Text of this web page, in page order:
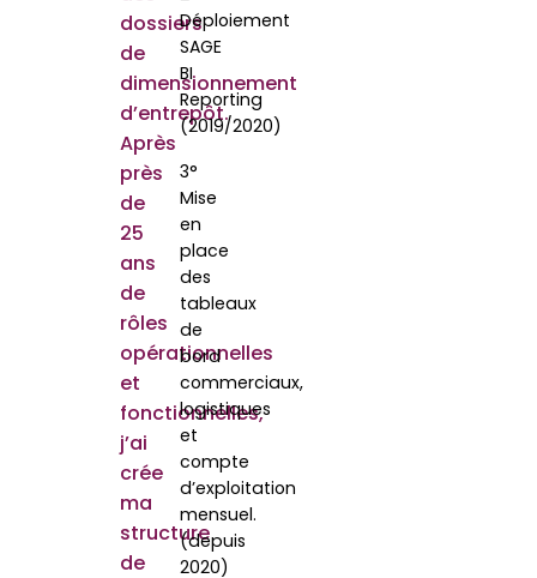
dossiers
de
dimensionnement
d’entrepôt.
Après
près
de
25
ans
de
rôles
opérationnelles
et
fonctionnelles,
j’ai
crée
ma
structure
de
Déploiement
SAGE
BI
Reporting
(2019/2020)
3°
Mise
en
place
des
tableaux
de
bord
commerciaux,
logistiques
et
compte
d’exploitation
mensuel.
(depuis
2020)